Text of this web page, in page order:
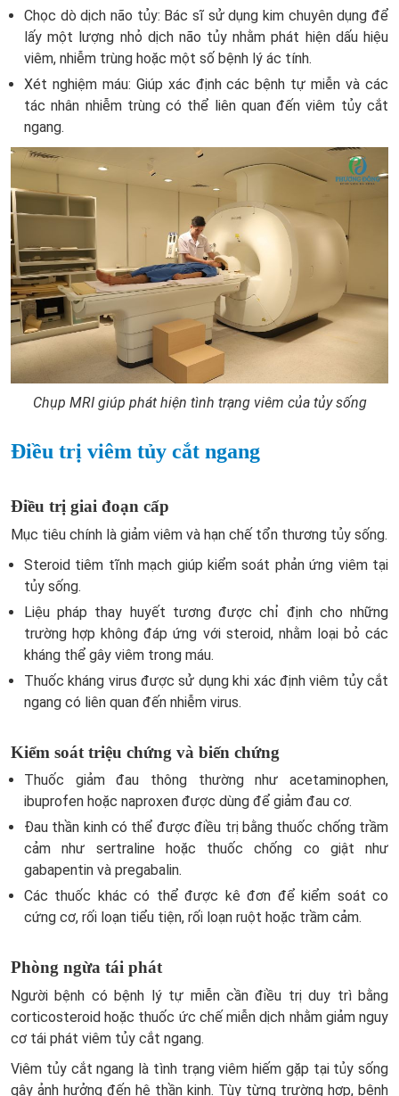
Chọc dò dịch não tủy: Bác sĩ sử dụng kim chuyên dụng để
lấy một lượng nhỏ dịch não tủy nhằm phát hiện dấu hiệu
viêm, nhiễm trùng hoặc một số bệnh lý ác tính.
Xét nghiệm máu: Giúp xác định các bệnh tự miễn và các
tác nhân nhiễm trùng có thể liên quan đến viêm tủy cắt
ngang.
Chụp MRI giúp phát hiện tình trạng viêm của tủy sống
Điều trị viêm tủy cắt ngang
Điều trị giai đoạn cấp
Mục tiêu chính là giảm viêm và hạn chế tổn thương tủy sống.
Steroid tiêm tĩnh mạch giúp kiểm soát phản ứng viêm tại
tủy sống.
Liệu pháp thay huyết tương được chỉ định cho những
trường hợp không đáp ứng với steroid, nhằm loại bỏ các
kháng thể gây viêm trong máu.
Thuốc kháng virus được sử dụng khi xác định viêm tủy cắt
ngang có liên quan đến nhiễm virus.
Kiểm soát triệu chứng và biến chứng
Thuốc giảm đau thông thường như acetaminophen,
ibuprofen hoặc naproxen được dùng để giảm đau cơ.
Đau thần kinh có thể được điều trị bằng thuốc chống trầm
cảm như sertraline hoặc thuốc chống co giật như
gabapentin và pregabalin.
Các thuốc khác có thể được kê đơn để kiểm soát co
cứng cơ, rối loạn tiểu tiện, rối loạn ruột hoặc trầm cảm.
Phòng ngừa tái phát
Người bệnh có bệnh lý tự miễn cần điều trị duy trì bằng
corticosteroid hoặc thuốc ức chế miễn dịch nhằm giảm nguy
cơ tái phát viêm tủy cắt ngang.
Viêm tủy cắt ngang là tình trạng viêm hiếm gặp tại tủy sống
gây ảnh hưởng đến hệ thần kinh. Tùy từng trường hợp, bệnh